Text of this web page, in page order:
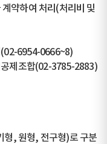
약하여 처리(처리비 및
(02-6954-0666~8)
공제조합(02-3785-2883)
형, 원형, 전구형)로 구분